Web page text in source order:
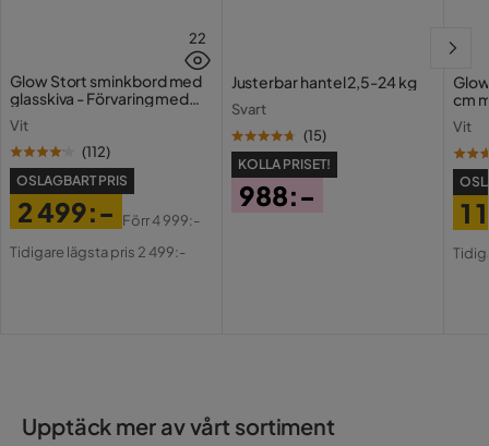
22
Glow Stort sminkbord med
glasskiva - Förvaring med
Vit
(112)
OSLAGBART PRIS
Pris
2 499:-
Original
Förr4 999:-
Tidigare lägsta pris 2 499:-
Justerbar hantel 2,5-24 kg
Svart
(15)
KOLLA PRISET!
988:-
cm
Vit
1
Upptäck mer av vårt sortiment